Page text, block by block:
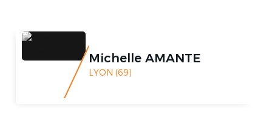
Michelle AMANTE
LYON (69)